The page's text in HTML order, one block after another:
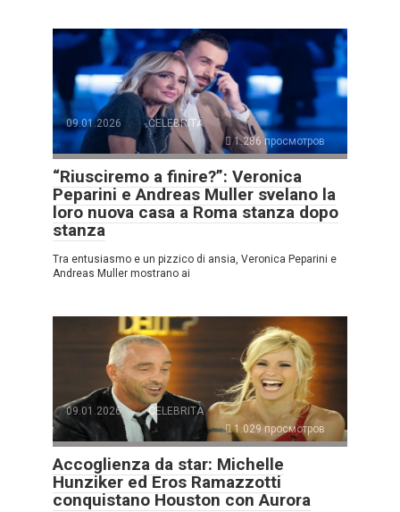
09.01.2026
CELEBRITÀ
1.286 просмотров
“Riusciremo a finire?”: Veronica
Peparini e Andreas Muller svelano la
loro nuova casa a Roma stanza dopo
stanza
Tra entusiasmo e un pizzico di ansia, Veronica Peparini e
Andreas Muller mostrano ai
09.01.2026
CELEBRITÀ
1.029 просмотров
Accoglienza da star: Michelle
Hunziker ed Eros Ramazzotti
conquistano Houston con Aurora